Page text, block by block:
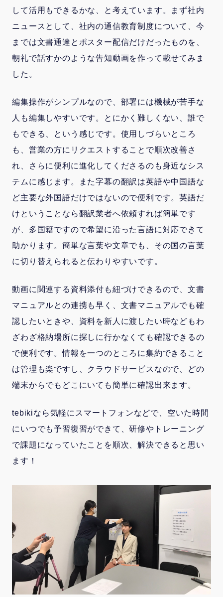
して活用もできるかな、と考えています。まず社内
ニュースとして、社内の通信教育制度について、今
までは文書通達とポスター配信だけだったものを、
朝礼で話すかのような告知動画を作って載せてみま
した。
編集操作がシンプルなので、部署には機械が苦手な
人も編集しやすいです。とにかく難しくない、誰で
もできる、という感じです。使用しづらいところ
も、営業の方にリクエストすることで順次改善さ
れ、さらに便利に進化してくださるのも身近なシス
テムに感じます。また字幕の翻訳は英語や中国語な
ど主要な外国語だけではないので便利です。英語だ
けということなら翻訳業者へ依頼すれば簡単です
が、多国籍ですので希望に沿った言語に対応できて
助かります。簡単な言葉や文章でも、その国の言葉
に切り替えられると伝わりやすいです。
動画に関連する資料添付も紐づけできるので、文書
マニュアルとの連携も早く、文書マニュアルでも確
認したいときや、資料を新人に渡したい時などもわ
ざわざ格納場所に探しに行かなくても確認できるの
で便利です。情報を一つのところに集約できること
は管理も楽ですし、クラウドサービスなので、どの
端末からでもどこにいても簡単に確認出来ます。
tebikiなら気軽にスマートフォンなどで、空いた時間
にいつでも予習復習ができて、研修やトレーニング
で課題になっていたことを順次、解決できると思い
ます！